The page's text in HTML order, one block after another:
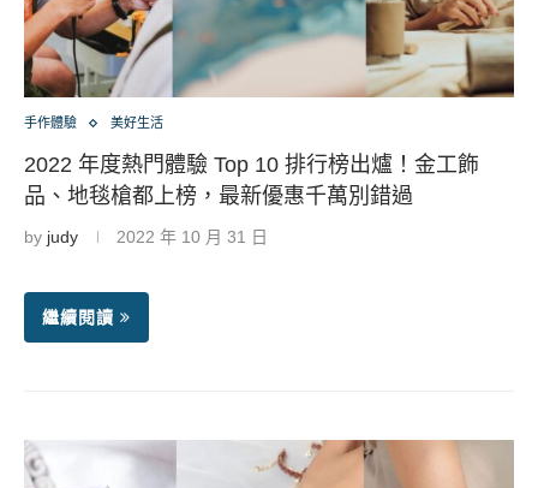
手作體驗 美好生活
2022 年度熱門體驗 Top 10 排行榜出爐！金工飾
品、地毯槍都上榜，最新優惠千萬別錯過
by judy 2022 年 10 月 31 日
繼續閱讀